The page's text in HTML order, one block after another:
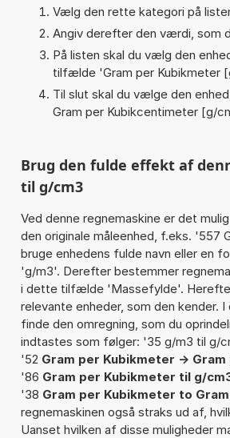
Vælg den rette kategori på
Angiv derefter den værdi, som
På listen skal du vælg den
tilfælde 'Gram per Kubikmeter
Til slut skal du vælge den
Gram per Kubikcentimeter [g/
Brug den fulde effekt af
til g/cm3
Ved denne regnemaskine er det
den originale måleenhed, f.eks. '557
bruge enhedens fulde navn eller en
'g/m3'. Derefter bestemmer
i dette tilfælde 'Massefylde'.
relevante enheder, som den kender.
finde den omregning, som du
indtastes som følger: '35 g/m3 til g/
'52 Gram per Kubikmeter ->
'86 Gram per Kubikmeter til g/
'38 Gram per Kubikmeter to
regnemaskinen også straks ud af,
Uanset hvilken af disse muligheder